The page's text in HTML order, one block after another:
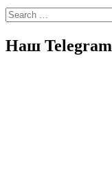
Search
for:
Наш Telegram